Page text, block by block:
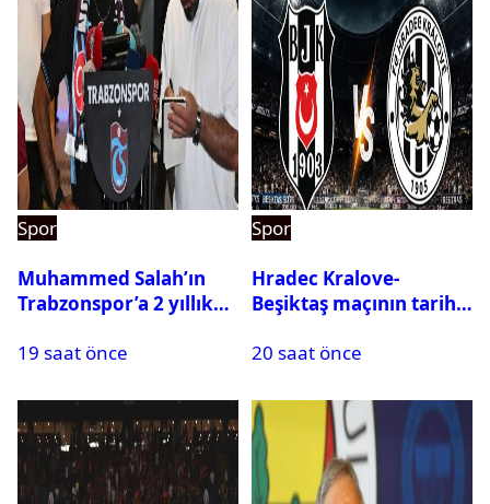
Spor
Muhammed Salah’ın
Trabzonspor’a 2 yıllık
19 saat önce
Spor
Hradec Kralove-
Beşiktaş maçının tarihi
20 saat önce